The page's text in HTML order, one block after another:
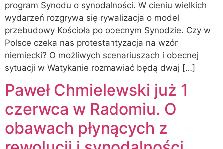
program Synodu o synodalności. W cieniu wielkich
wydarzeń rozgrywa się rywalizacja o model
przebudowy Kościoła po obecnym Synodzie. Czy w
Polsce czeka nas protestantyzacja na wzór
niemiecki? O możliwych scenariuszach i obecnej
sytuacji w Watykanie rozmawiać będą dwaj […]
Paweł Chmielewski już 1
czerwca w Radomiu. O
obawach płynących z